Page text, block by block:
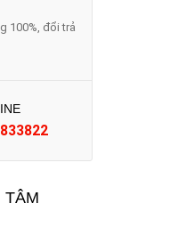
100%, đổi trả
TÂM